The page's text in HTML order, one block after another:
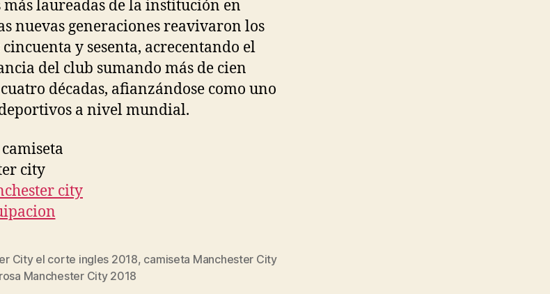
más laureadas de la institución en
nuevas generaciones reavivaron los
y sesenta, acrecentando el
del club sumando más de cien
décadas, afianzándose como uno
a nivel mundial.
City el corte ingles 2018, camiseta Manchester City
Manchester City 2018